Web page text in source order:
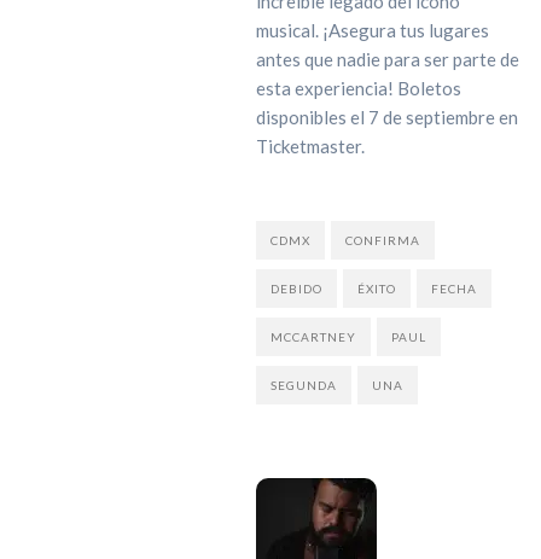
musical. ¡Asegura tus lugares
antes que nadie para ser parte de
esta experiencia! Boletos
disponibles el 7 de septiembre en
Ticketmaster.
CDMX CONFIRMA
DEBIDO ÉXITO FECHA
MCCARTNEY PAUL
SEGUNDA UNA